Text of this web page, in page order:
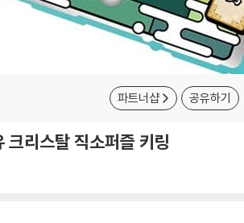
파트너샵 공유하기
크리스탈 직소퍼즐 키링